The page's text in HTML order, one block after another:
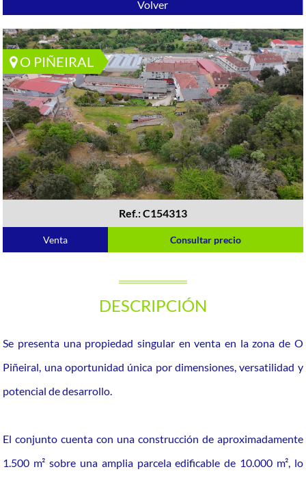
Volver
O PIÑEIRAL
Ref.: C154313
Venta Consultar precio
DESCRIPCIÓN
Se presenta una propiedad singular en venta en la zona de O
Piñeiral, una oportunidad única por dimensiones, versatilidad y
potencial de desarrollo.
El conjunto cuenta con una construcción de aproximadamente
1.500 m² sobre una amplia parcela edificable de 10.000 m², lo